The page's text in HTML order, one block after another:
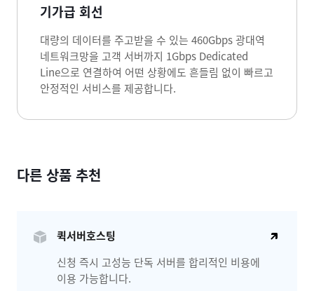
기가급 회선
대량의 데이터를 주고받을 수 있는 460Gbps 광대역
네트워크망을 고객 서버까지 1Gbps Dedicated
Line으로 연결하여 어떤 상황에도 흔들림 없이 빠르고
안정적인 서비스를 제공합니다.
다른 상품 추천
퀵서버호스팅
신청 즉시 고성능 단독 서버를 합리적인 비용에
이용 가능합니다.